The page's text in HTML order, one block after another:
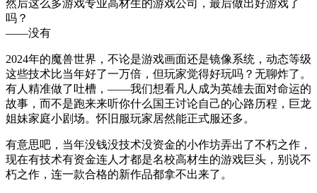
然后这么多游戏专业高材生的游戏公司，最后做出好游戏了
吗？
——没有
2024年的魔兽世界，不论是游戏画面还是镜像系统，动态等级
这些技术比当年好了一万倍，但玩家觉得好玩吗？无聊炸了。
有人精准做了吐槽，——我们想看凡人成为英雄去面对命运的
故事，而不是跑来来听你什么国王讨论自己的心路历程，巨龙
姐妹家庭小剧场。怀旧服玩家居然能正式服还多。
有意思吧，当年没钱没技术没资金的小作坊弄出了不朽之作，
现在有技术有资金连人才都是名校高材生的游戏巨头，别说不
朽之作，连一款合格的新作品都拿不出来了。